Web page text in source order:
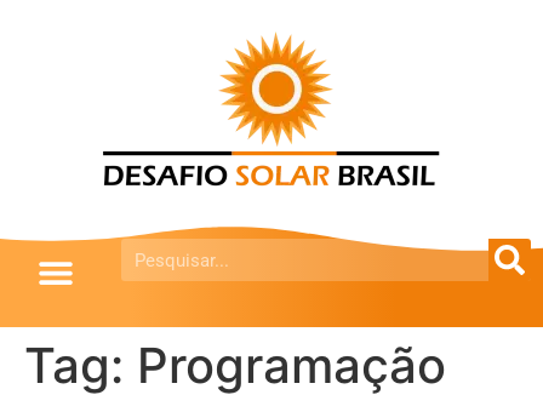
Tag: Programação